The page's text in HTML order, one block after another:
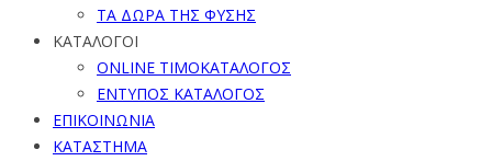
ΤΑ ΔΩΡΑ ΤΗΣ ΦΥΣΗΣ
ΚΑΤΑΛΟΓΟΙ
ONLINE ΤΙΜΟΚΑΤΑΛΟΓΟΣ
ΕΝΤΥΠΟΣ ΚΑΤΑΛΟΓΟΣ
ΕΠΙΚΟΙΝΩΝΙΑ
ΚΑΤΑΣΤΗΜΑ